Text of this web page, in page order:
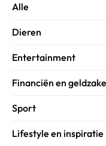
Alle
Dieren
Entertainment
Financiën en
Sport
Lifestyle en inspiratie